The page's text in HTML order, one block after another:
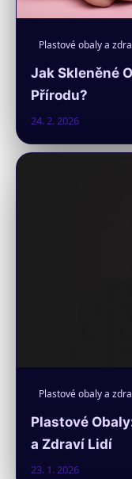
Plastové obaly a
Jak Skleněné
Přírodu?
24. 2. 2026
Plastové obaly a
Plastové
a Zdraví Lidí
23. 1. 2026